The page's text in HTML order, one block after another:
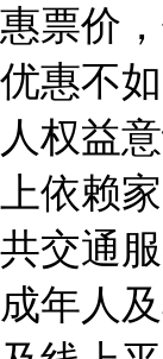
惠票价
优惠不
人权益
上依赖
共交通
成年人